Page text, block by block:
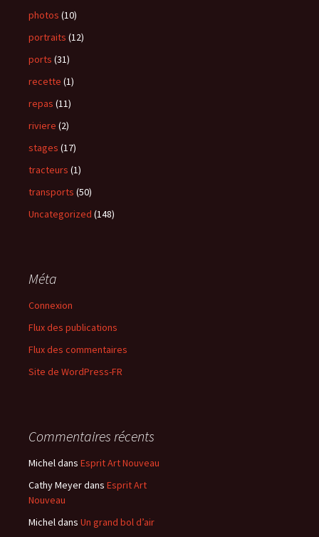
photos (10)
portraits (12)
ports (31)
recette (1)
repas (11)
riviere (2)
stages (17)
tracteurs (1)
transports (50)
Uncategorized (148)
Méta
Connexion
Flux des publications
Flux des commentaires
Site de WordPress-FR
Commentaires récents
Micheldans Esprit Art Nouveau
Cathy Meyerdans Esprit Art
Nouveau
Micheldans Un grand bol d’air